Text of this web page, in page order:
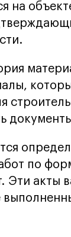
на
по
Эти акты